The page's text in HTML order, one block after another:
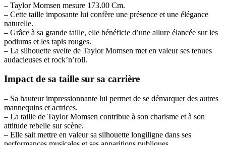
– Taylor Momsen mesure 173.00 Cm.
– Cette taille imposante lui confère une présence et une élégance
naturelle.
– Grâce à sa grande taille, elle bénéficie d’une allure élancée sur les
podiums et les tapis rouges.
– La silhouette svelte de Taylor Momsen met en valeur ses tenues
audacieuses et rock’n’roll.
Impact de sa taille sur sa carrière
– Sa hauteur impressionnante lui permet de se démarquer des autres
mannequins et actrices.
– La taille de Taylor Momsen contribue à son charisme et à son
attitude rebelle sur scène.
– Elle sait mettre en valeur sa silhouette longiligne dans ses